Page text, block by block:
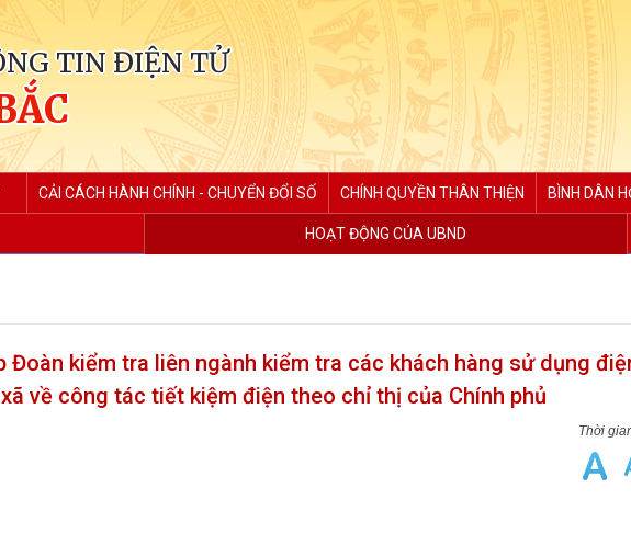
TIN ĐIỆN TỬ
CẢI CÁCH HÀNH CHÍNH - CHUYỂN ĐỔI SỐ CHÍNH QUYỀN THÂN THIỆN BÌNH DÂN
HOẠT ĐỘNG CỦA UBND
Đoàn kiểm tra liên ngành kiểm tra các khách hàng sử dụng
về công tác tiết kiệm điện theo chỉ thị của Chính phủ